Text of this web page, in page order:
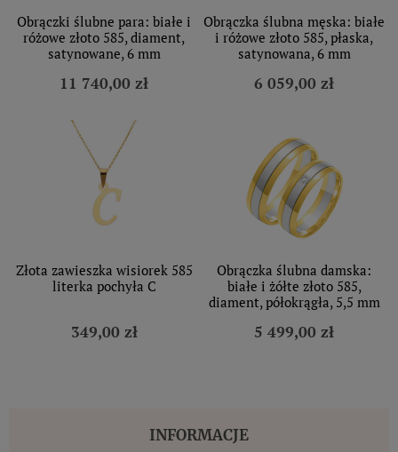
Obrączki ślubne para: białe i
różowe złoto 585, diament,
satynowane, 6 mm
11 740,00 zł
Obrączka ślubna męska: białe
i różowe złoto 585, płaska,
satynowana, 6 mm
6 059,00 zł
Złota zawieszka wisiorek 585
literka pochyła C
349,00 zł
Obrączka ślubna damska:
białe i żółte złoto 585,
diament, półokrągła, 5,5 mm
5 499,00 zł
INFORMACJE